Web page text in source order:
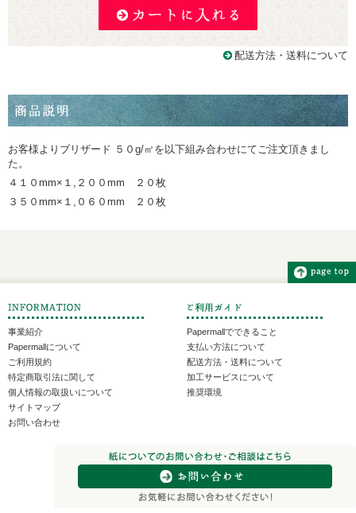
配送方法・送料について
お客様よりブリザード ５０g/㎡を以下組み合わせにてご注文頂きまし
た。
４１０mm×１,２００mm ２０枚
３５０mm×１,０６０mm ２０枚
事業紹介
Papermallについて
ご利用規約
特定商取引法に関して
個人情報の取扱いについて
サイトマップ
お問い合わせ
Papermallでできること
支払い方法について
配送方法・送料について
加工サービスについて
推奨環境